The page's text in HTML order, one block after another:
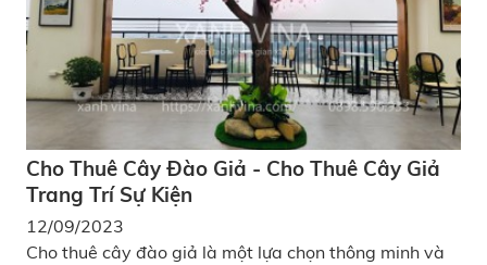
Cho Thuê Cây Đào Giả - Cho Thuê Cây Giả
Trang Trí Sự Kiện
12/09/2023
Cho thuê cây đào giả là một lựa chọn thông minh và